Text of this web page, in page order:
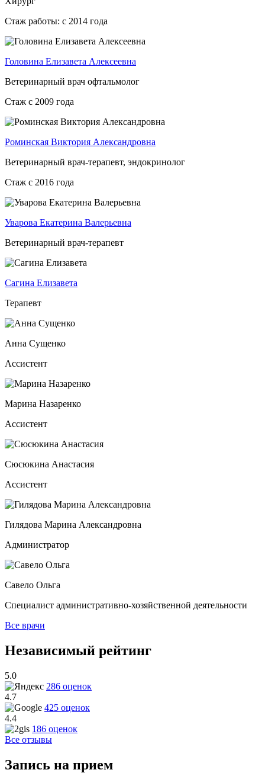
Стаж работы: с 2014 года
Головина Елизавета Алексеевна
Ветеринарный врач офтальмолог
Стаж с 2009 года
Роминская Виктория Александровна
Ветеринарный врач-терапевт, эндокринолог
Стаж с 2016 года
Уварова Екатерина Валерьевна
Ветеринарный врач-терапевт
Сагина Елизавета
Терапевт
Анна Сущенко
Ассистент
Марина Назаренко
Ассистент
Сюсюкина Анастасия
Ассистент
Гилядова Марина Александровна
Администратор
Савело Ольга
Специалист административно-хозяйственной деятельности
Все врачи
Независимый рейтинг
5.0
286 оценок
4.7
425 оценок
4.4
186 оценок
Все отзывы
Запись на прием